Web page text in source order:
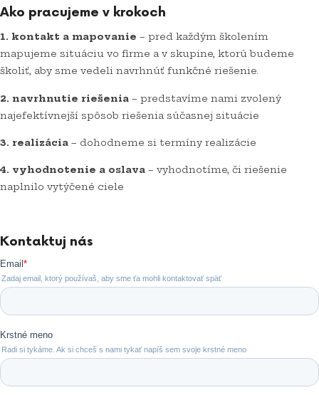
Ako pracujeme v krokoch
1. kontakt a mapovanie – pred každým školením
mapujeme situáciu vo firme a v skupine, ktorú budeme
školiť, aby sme vedeli navrhnúť funkčné riešenie.
2. navrhnutie riešenia – predstavíme nami zvolený
najefektívnejší spôsob riešenia súčasnej situácie
3. realizácia – dohodneme si termíny realizácie
4. vyhodnotenie a oslava – vyhodnotíme, či riešenie
naplnilo vytýčené ciele
Kontaktuj nás